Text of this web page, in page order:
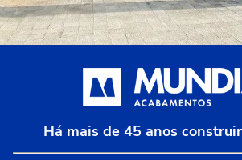
Há mais de 45 anos